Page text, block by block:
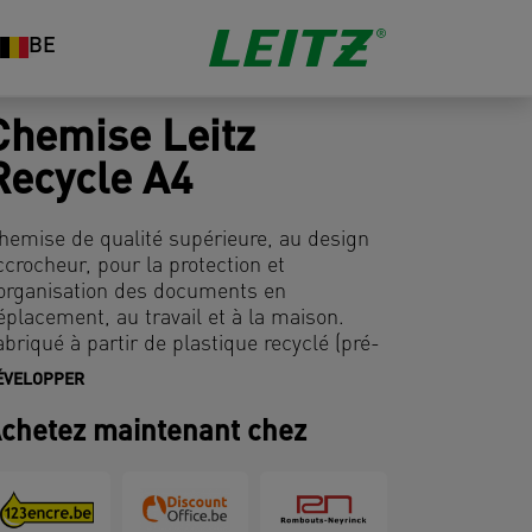
BE
Leitz
A4
de qualité supérieure, au design
pour la protection et
des documents en
au travail et à la maison.
à partir de plastique recyclé (pré-
audité et certifié par UL et
parfaitement les autres produits
modernes et contemporains,
maintenant chez